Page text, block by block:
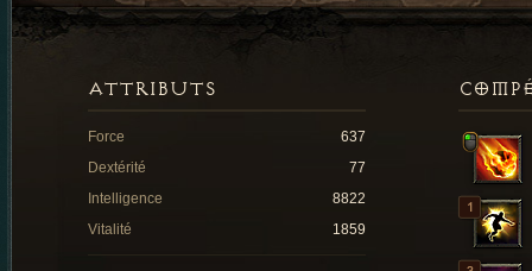
ATTRIBUTS
Force
637
Dextérité
77
Intelligence
8822
Vitalité
1859